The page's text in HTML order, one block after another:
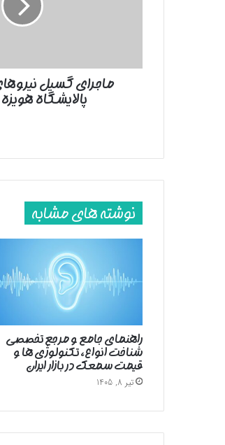
ماجرای گسیل
پالایشگاه
نوشته های مشابه
راهنمای جامع و مرجع تخصصی
شناخت انواع، تکنولوژی ها و
قیمت سمعک در بازار ایران
تیر 8, 1405